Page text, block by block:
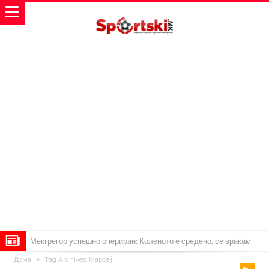
Мекгрегор успешно опериран: Коленото е средено, се враќам
посилен од кога било
Ханси Флик не жали долго за Араухо, туку брзо најде замена во
Дома Tag Archives: Марсеј